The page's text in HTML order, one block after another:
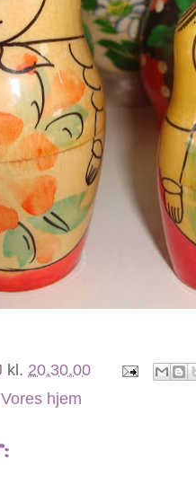
kl. 20.30.00
Vores hjem